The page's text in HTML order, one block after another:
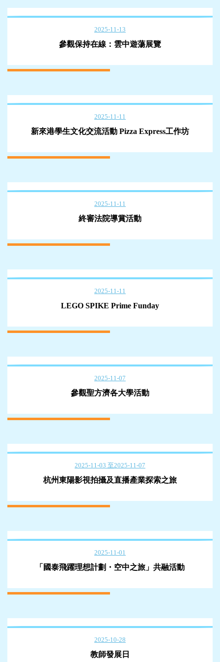
2025-11-13
參觀保持在線：雲中遊蕩展覽
2025-11-11
新來港學生文化交流活動 Pizza Express工作坊
2025-11-11
終審法院導賞活動
2025-11-11
LEGO SPIKE Prime Funday
2025-11-07
參觀聖方濟各大學活動
2025-11-03 至2025-11-07
杭州東陽影視拍攝及直播產業探索之旅
2025-11-01
「國泰飛躍理想計劃・空中之旅」共融活動
2025-10-28
教師發展日